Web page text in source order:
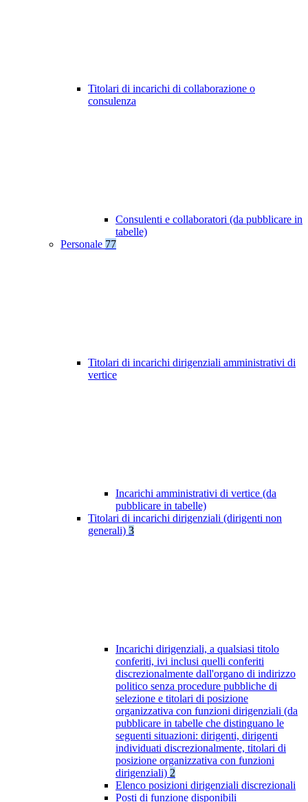
Titolari di incarichi di collaborazione o
consulenza
Consulenti e collaboratori (da pubblicare in
tabelle)
Personale 77
Titolari di incarichi dirigenziali amministrativi di
vertice
Incarichi amministrativi di vertice (da
pubblicare in tabelle)
Titolari di incarichi dirigenziali (dirigenti non
generali) 3
Incarichi dirigenziali, a qualsiasi titolo
conferiti, ivi inclusi quelli conferiti
discrezionalmente dall'organo di indirizzo
politico senza procedure pubbliche di
selezione e titolari di posizione
organizzativa con funzioni dirigenziali (da
pubblicare in tabelle che distinguano le
seguenti situazioni: dirigenti, dirigenti
individuati discrezionalmente, titolari di
posizione organizzativa con funzioni
dirigenziali) 2
Elenco posizioni dirigenziali discrezionali
Posti di funzione disponibili